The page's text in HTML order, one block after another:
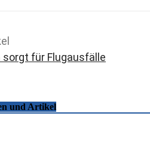
sorgt für Flugausfälle
und Artikel